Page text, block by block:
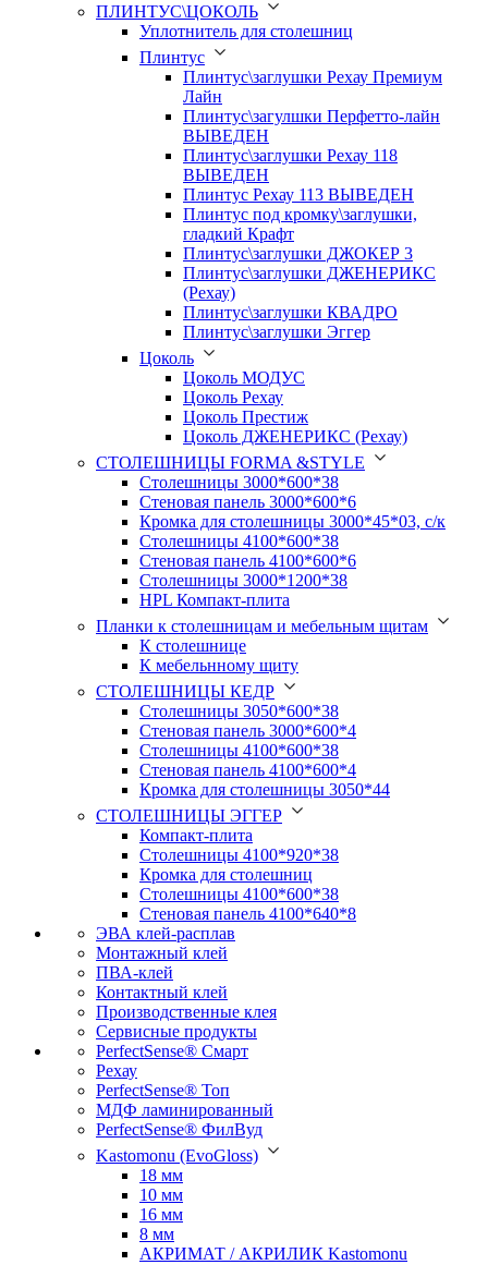
ПЛИНТУС\ЦОКОЛЬ
Уплотнитель для столешниц
Плинтус
Плинтус\заглушки Рехау Премиум
Лайн
Плинтус\загулшки Перфетто-лайн
ВЫВЕДЕН
Плинтус\заглушки Рехау 118
ВЫВЕДЕН
Плинтус Рехау 113 ВЫВЕДЕН
Плинтус под кромку\заглушки,
гладкий Крафт
Плинтус\заглушки ДЖОКЕР 3
Плинтус\заглушки ДЖЕНЕРИКС
(Рехау)
Плинтус\заглушки КВАДРО
Плинтус\заглушки Эггер
Цоколь
Цоколь МОДУС
Цоколь Рехау
Цоколь Престиж
Цоколь ДЖЕНЕРИКС (Рехау)
СТОЛЕШНИЦЫ FORMA &STYLE
Столешницы 3000*600*38
Стеновая панель 3000*600*6
Кромка для столешницы 3000*45*03, с/к
Столешницы 4100*600*38
Стеновая панель 4100*600*6
Столешницы 3000*1200*38
HPL Компакт-плита
Планки к столешницам и мебельным щитам
К столешнице
К мебельнному щиту
СТОЛЕШНИЦЫ КЕДР
Столешницы 3050*600*38
Стеновая панель 3000*600*4
Столешницы 4100*600*38
Стеновая панель 4100*600*4
Кромка для столешницы 3050*44
СТОЛЕШНИЦЫ ЭГГЕР
Компакт-плита
Столешницы 4100*920*38
Кромка для столешниц
Столешницы 4100*600*38
Стеновая панель 4100*640*8
ЭВА клей-расплав
Монтажный клей
ПВА-клей
Контактный клей
Производственные клея
Сервисные продукты
PerfectSense® Смарт
Рехау
PerfectSense® Топ
МДФ ламинированный
PerfectSense® ФилВуд
Kastomonu (EvoGloss)
18 мм
10 мм
16 мм
8 мм
АКРИМАТ / АКРИЛИК Kastomonu